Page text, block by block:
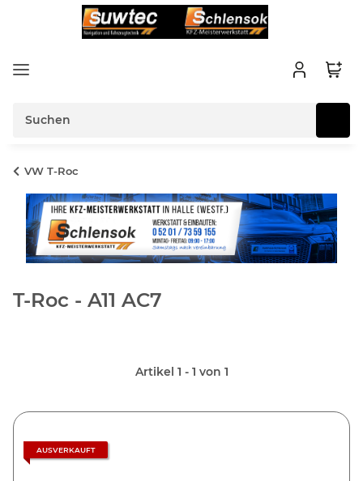
VW T-Roc
T-Roc - A11 AC7
Artikel 1 - 1 von 1
AUSVERKAUFT